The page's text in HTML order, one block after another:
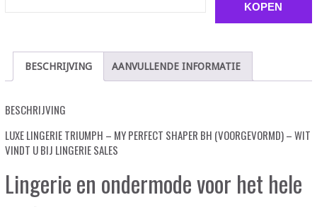
KOPEN
BESCHRIJVING AANVULLENDE INFORMATIE
BESCHRIJVING
LUXE LINGERIE TRIUMPH – MY PERFECT SHAPER BH (VOORGEVORMD) – WIT
VINDT U BIJ LINGERIE SALES
Lingerie en ondermode voor het hele